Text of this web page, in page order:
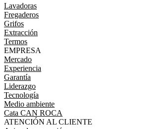
Lavadoras
Fregaderos
Grifos
Extracción
Termos
EMPRESA
Mercado
Experiencia
Garantía
Liderazgo
Tecnología
Medio ambiente
Cata CAN ROCA
ATENCIÓN AL CLIENTE